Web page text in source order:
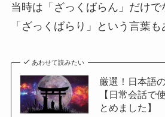
当時は「ざっくばらん」だけで
「ざっくばらり」という言葉も
あわせて読みたい
厳選！日本語
【日常会話で
とめました】